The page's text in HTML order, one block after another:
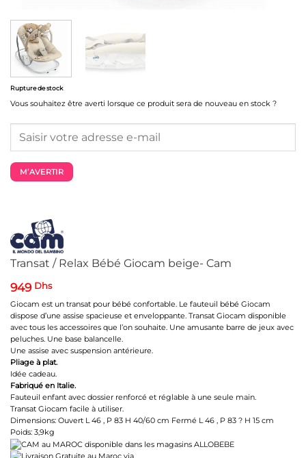
Transat / Relax Bébé Giocam beige- Cam
949 Dhs
Giocam est un transat pour bébé confortable. Le fauteuil bébé Giocam
dispose d’une assise spacieuse et enveloppante. Transat Giocam disponible
avec tous les accessoires que l’on souhaite. Une amusante barre de jeux avec
peluches. Une base balancelle.
Une assise avec suspension antérieure.
Pliage à plat.
Idée cadeau.
Fabriqué en Italie.
Fauteuil enfant avec dossier renforcé et réglable à une seule main.
Transat Giocam facile à utiliser.
Dimensions: Ouvert L 46 , P 83 H 40/60 cm Fermé L 46 , P 83 ? H 15 cm
Poids: 3,9kg
Rupture de stock
Vous souhaitez être averti lorsque ce produit sera de nouveau en stock ?
M’AVERTIR